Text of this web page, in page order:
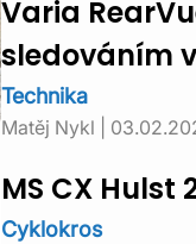
Varia
sledováním
Technika
Matěj Nykl
MS CX Hulst
Cyklokros